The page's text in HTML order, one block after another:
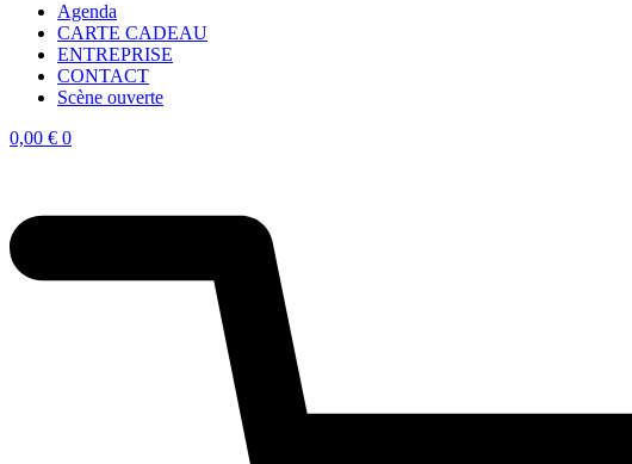
Agenda
CARTE CADEAU
ENTREPRISE
CONTACT
Scène ouverte
0,00 € 0